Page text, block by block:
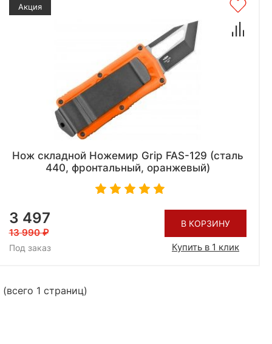
Акция
Нож складной Ножемир Grip FAS-129 (сталь
440, фронтальный, оранжевый)
3 497
13 990
Под заказ
В КОРЗИНУ
Купить в 1 клик
1 страниц)